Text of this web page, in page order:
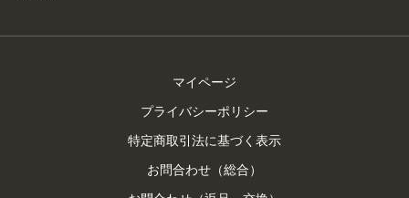
マイページ
プライバシーポリシー
特定商取引法に基づく表示
お問合わせ（総合）